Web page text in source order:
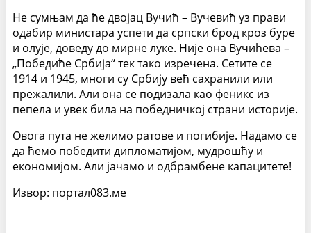
Не сумњам да ће двојац Вучић – Вучевић уз прави
одабир министара успети да српски брод кроз буре
и олује, доведу до мирне луке. Није она Вучићева –
„Победиће Србија“ тек тако изречена. Сетите се
1914 и 1945, многи су Србију већ сахранили или
прежалили. Али она се подизала као феникс из
пепела и увек била на победничкој страни историје.
Овога пута не желимо ратове и погибије. Надамо се
да ћемо победити дипломатијом, мудрошћу и
економијом. Али јачамо и одбрамбене капацитете!
Извор: портал083.ме